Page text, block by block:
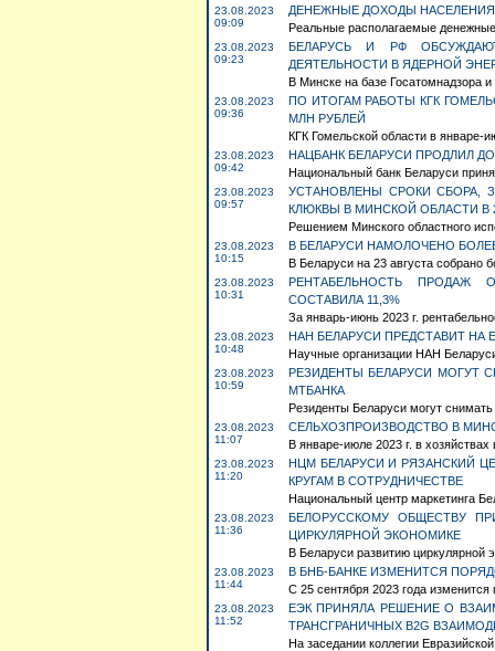
23.08.2023
09:09
ДЕНЕЖНЫЕ ДОХОДЫ НАСЕЛЕНИЯ
Реальные располагаемые
23.08.2023
09:23
БЕЛАРУСЬ И РФ
ДЕЯТЕЛЬНОСТИ В ЯДЕРНОЙ
В Минске на базе Госатомнадзора и
23.08.2023
09:36
ПО ИТОГАМ РАБОТЫ КГК
МЛН РУБЛЕЙ
КГК Гомельской области в январе-
23.08.2023
09:42
НАЦБАНК БЕЛАРУСИ ПРОДЛИЛ
Национальный банк Беларуси
23.08.2023
09:57
УСТАНОВЛЕНЫ СРОКИ СБОРА,
КЛЮКВЫ В МИНСКОЙ ОБЛАСТИ В
Решением Минского областного
23.08.2023
10:15
В БЕЛАРУСИ НАМОЛОЧЕНО
В Беларуси на 23 августа собрано
23.08.2023
10:31
РЕНТАБЕЛЬНОСТЬ ПРОДАЖ
СОСТАВИЛА 11,3%
За январь-июнь 2023 г.
23.08.2023
10:48
НАН БЕЛАРУСИ ПРЕДСТАВИТ НА
Научные организации НАН
23.08.2023
10:59
РЕЗИДЕНТЫ БЕЛАРУСИ МОГУТ
МТБАНКА
Резиденты Беларуси могут
23.08.2023
11:07
СЕЛЬХОЗПРОИЗВОДСТВО В
В январе-июле 2023 г. в
23.08.2023
11:20
НЦМ БЕЛАРУСИ И РЯЗАНСКИЙ
КРУГАМ В СОТРУДНИЧЕСТВЕ
Национальный центр маркетинга
23.08.2023
11:36
БЕЛОРУССКОМУ ОБЩЕСТВУ
ЦИРКУЛЯРНОЙ ЭКОНОМИКЕ
В Беларуси развитию циркулярной
23.08.2023
11:44
В БНБ-БАНКЕ ИЗМЕНИТСЯ
С 25 сентября 2023 года
23.08.2023
11:52
ЕЭК ПРИНЯЛА РЕШЕНИЕ О
ТРАНСГРАНИЧНЫХ B2G
На заседании коллегии